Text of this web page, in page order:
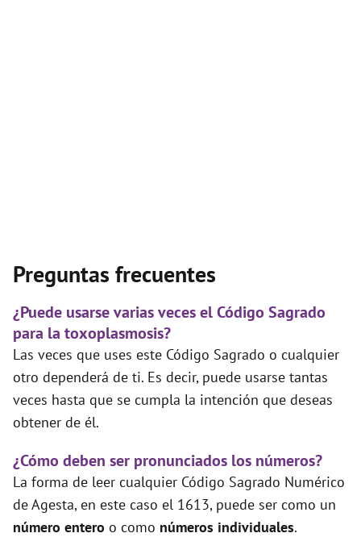
Preguntas frecuentes
¿Puede usarse varias veces el Código Sagrado
para la toxoplasmosis?
Las veces que uses este Código Sagrado o cualquier
otro dependerá de ti. Es decir, puede usarse tantas
veces hasta que se cumpla la intención que deseas
obtener de él.
¿Cómo deben ser pronunciados los números?
La forma de leer cualquier Código Sagrado Numérico
de Agesta, en este caso el 1613, puede ser como un
número entero o como números individuales.